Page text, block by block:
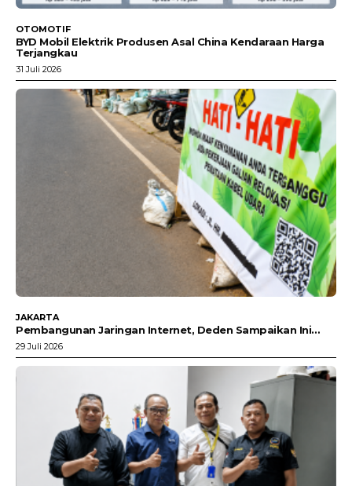
OTOMOTIF
BYD Mobil Elektrik Produsen Asal China Kendaraan Harga
Terjangkau
31 Juli 2026
JAKARTA
Pembangunan Jaringan Internet, Deden Sampaikan Ini…
29 Juli 2026